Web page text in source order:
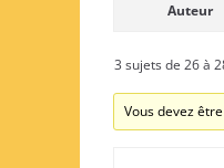
Auteur
3 sujets de 26 à
Vous devez